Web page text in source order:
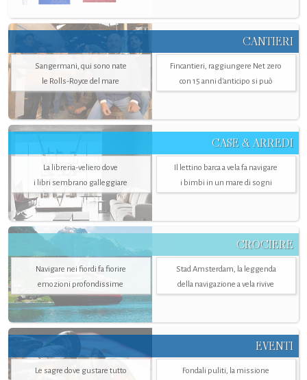
CANTIERI
Sangermani, qui sono nate
le Rolls-Royce del mare
Fincantieri, raggiungere Net zero
con 15 anni d'anticipo si può
CASE & ARREDI
La libreria-veliero dove
i libri sembrano galleggiare
Il lettino barca a vela fa navigare
i bimbi in un mare di sogni
CROCIERE
Navigare nei fiordi fa fiorire
emozioni profondissime
Stad Amsterdam, la leggenda
della navigazione a vela rivive
EVENTI
Le sagre dove gustare tutto
Fondali puliti, la missione